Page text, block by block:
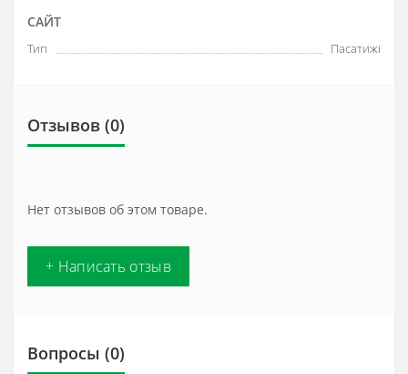
САЙТ
Тип Пасатижі
Отзывов (0)
Нет отзывов об этом товаре.
+ Написать отзыв
Вопросы (0)